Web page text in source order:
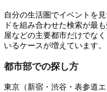
自分の生活圏でイベントを
ドを組み合わせた検索が最
屋などの主要都市だけでな
いるケースが増えています。
都市部での探し方
東京（新宿・渋谷・表参道